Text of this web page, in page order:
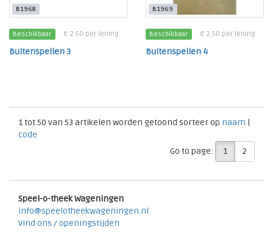
B1968
Beschikbaar € 2.50 per lening
Buitenspellen 3
B1969
Beschikbaar € 2.50 per lening
Buitenspellen 4
1 tot 50 van 53 artikelen worden getoond sorteer op naam |
code
Go to page:
1 2
Speel-o-theek Wageningen
info@speelotheekwageningen.nl
Vind ons / openingstijden